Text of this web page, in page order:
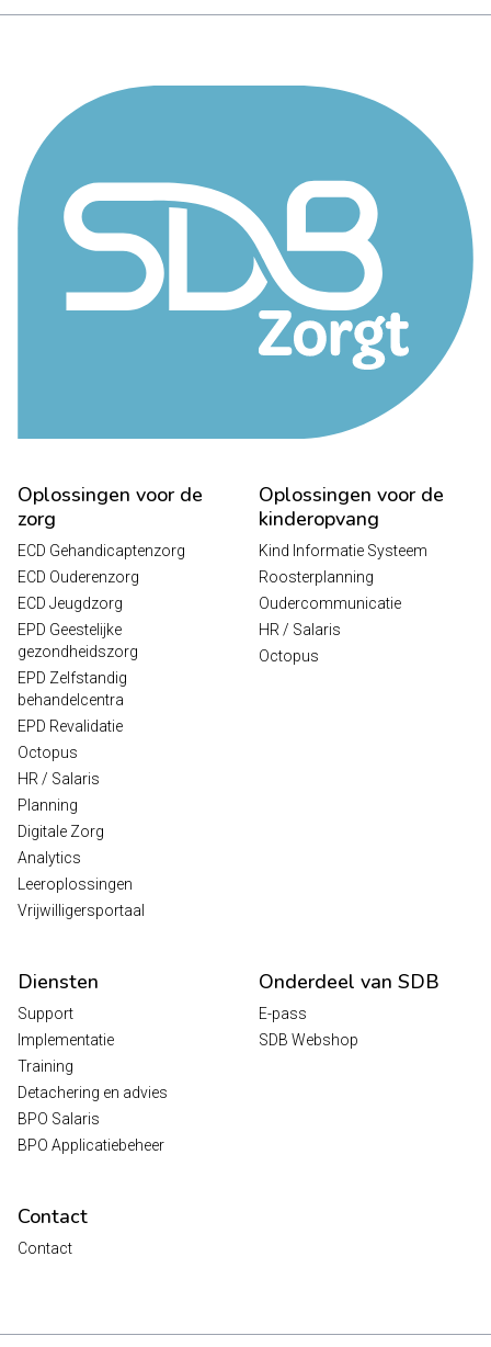
Oplossingen voor de
zorg
ECD Gehandicaptenzorg
ECD Ouderenzorg
ECD Jeugdzorg
EPD Geestelijke
gezondheidszorg
EPD Zelfstandig
behandelcentra
EPD Revalidatie
Octopus
HR / Salaris
Planning
Digitale Zorg
Analytics
Leeroplossingen
Vrijwilligersportaal
Oplossingen voor de
kinderopvang
Kind Informatie Systeem
Roosterplanning
Oudercommunicatie
HR / Salaris
Octopus
Diensten
Support
Implementatie
Training
Detachering en advies
BPO Salaris
BPO Applicatiebeheer
Onderdeel van SDB
E-pass
SDB Webshop
Contact
Contact